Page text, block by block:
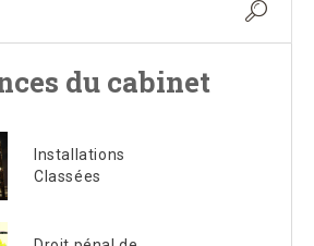
du cabinet
Installations
Classées